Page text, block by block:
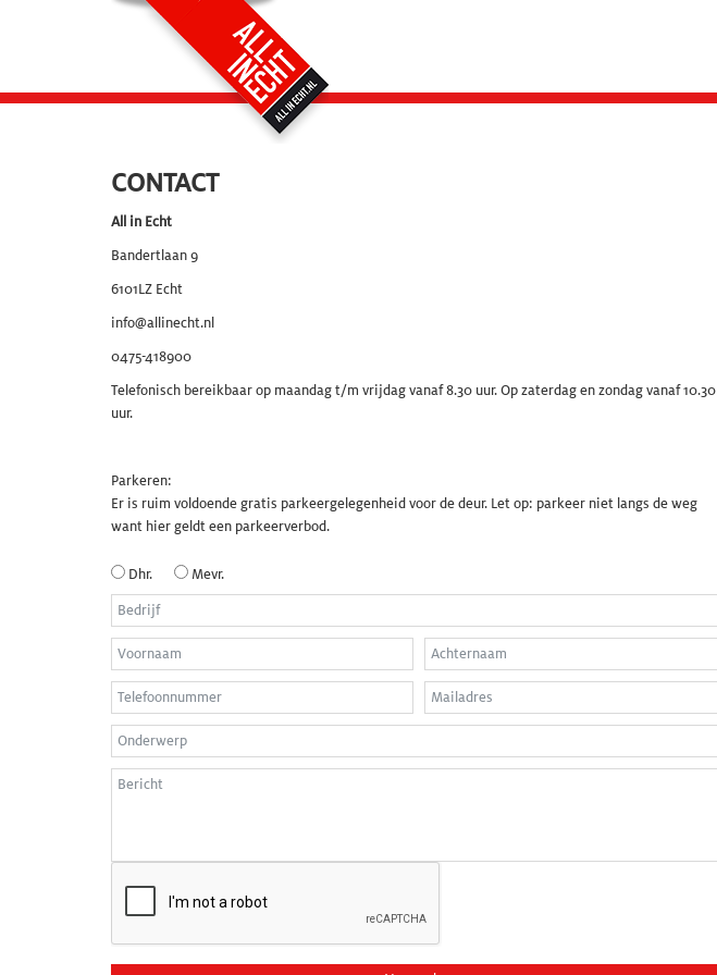
CONTACT
All in Echt
Bandertlaan 9
6101LZ Echt
info@allinecht.nl
0475-418900
Telefonisch bereikbaar op maandag t/m vrijdag vanaf 8.30 uur. Op zaterdag en zondag vanaf 10.30
uur.
Parkeren:
Er is ruim voldoende gratis parkeergelegenheid voor de deur. Let op: parkeer niet langs de weg
want hier geldt een parkeerverbod.
Dhr. Mevr.